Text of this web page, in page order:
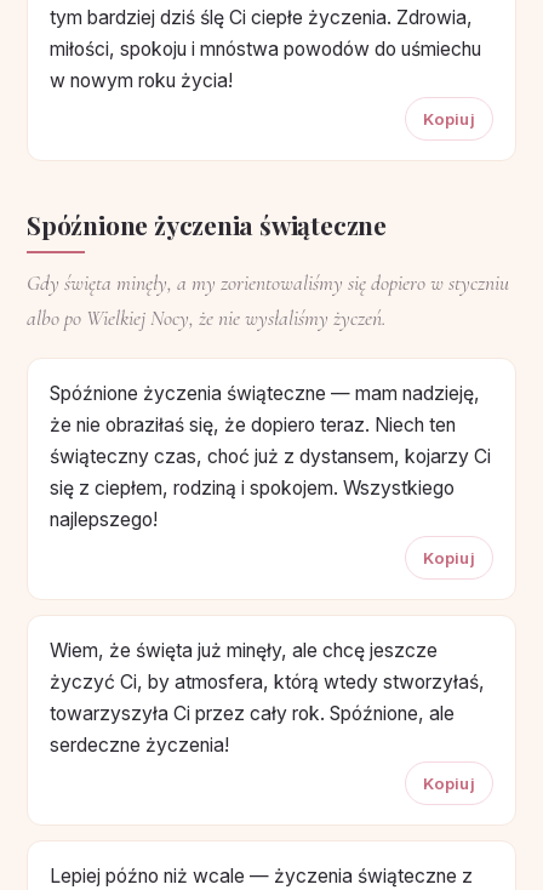
tym bardziej dziś ślę Ci ciepłe życzenia. Zdrowia,
miłości, spokoju i mnóstwa powodów do uśmiechu
w nowym roku życia!
Kopiuj
Spóźnione życzenia świąteczne
Gdy święta minęły, a my zorientowaliśmy się dopiero w styczniu
albo po Wielkiej Nocy, że nie wysłaliśmy życzeń.
Spóźnione życzenia świąteczne — mam nadzieję,
że nie obraziłaś się, że dopiero teraz. Niech ten
świąteczny czas, choć już z dystansem, kojarzy Ci
się z ciepłem, rodziną i spokojem. Wszystkiego
najlepszego!
Kopiuj
Wiem, że święta już minęły, ale chcę jeszcze
życzyć Ci, by atmosfera, którą wtedy stworzyłaś,
towarzyszyła Ci przez cały rok. Spóźnione, ale
serdeczne życzenia!
Kopiuj
Lepiej późno niż wcale — życzenia świąteczne z